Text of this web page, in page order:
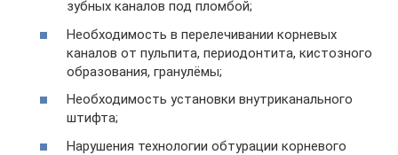
зубных каналов под пломбой;
Необходимость в перелечивании корневых
каналов от пульпита, периодонтита, кистозного
образования, гранулёмы;
Необходимость установки внутриканального
штифта;
Нарушения технологии обтурации корневого